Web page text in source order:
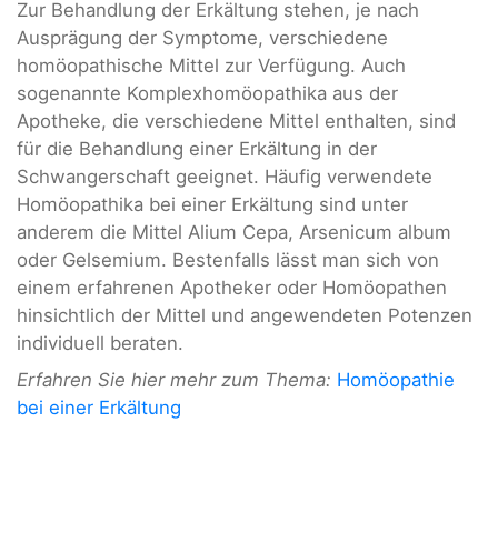
Zur Behandlung der Erkältung stehen, je nach
Ausprägung der Symptome, verschiedene
homöopathische Mittel zur Verfügung. Auch
sogenannte Komplexhomöopathika aus der
Apotheke, die verschiedene Mittel enthalten, sind
für die Behandlung einer Erkältung in der
Schwangerschaft geeignet. Häufig verwendete
Homöopathika bei einer Erkältung sind unter
anderem die Mittel Alium Cepa, Arsenicum album
oder Gelsemium. Bestenfalls lässt man sich von
einem erfahrenen Apotheker oder Homöopathen
hinsichtlich der Mittel und angewendeten Potenzen
individuell beraten.
Erfahren Sie hier mehr zum Thema: Homöopathie
bei einer Erkältung